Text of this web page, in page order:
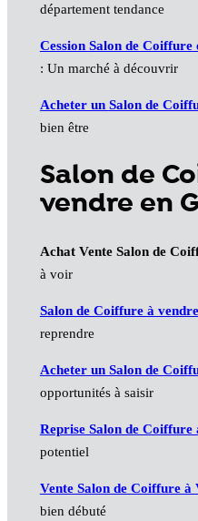
département tendance
Cession Salon de Coiffure
: Un marché à découvrir
Acheter un Salon de
bien être
Salon de
vendre en
Achat Vente Salon de
à voir
Salon de Coiffure à
reprendre
Acheter un Salon de
opportunités à saisir
Reprise Salon de Coiffure
potentiel
Vente Salon de Coiffure à
bien débuté